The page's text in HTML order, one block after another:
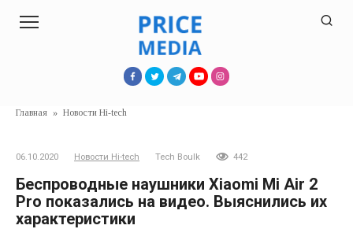
Главная » Новости Hi-tech
06.10.2020 Новости Hi-tech Tech Boulk 442
Беспроводные наушники Xiaomi Mi Air 2
Pro показались на видео. Выяснились их
характеристики